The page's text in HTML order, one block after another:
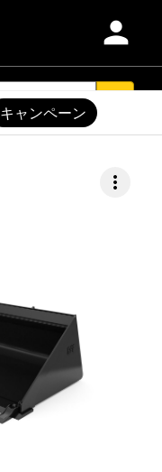
person
more_vert
キャンペーン